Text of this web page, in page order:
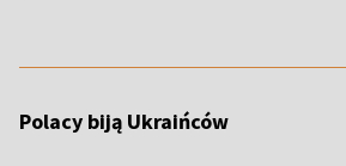
Polacy biją Ukraińców